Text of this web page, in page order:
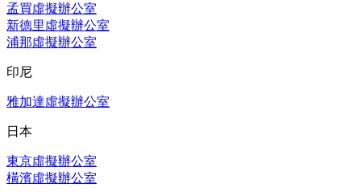
孟買虛擬辦公室
新德里虛擬辦公室
浦那虛擬辦公室
印尼
雅加達虛擬辦公室
日本
東京虛擬辦公室
橫濱虛擬辦公室